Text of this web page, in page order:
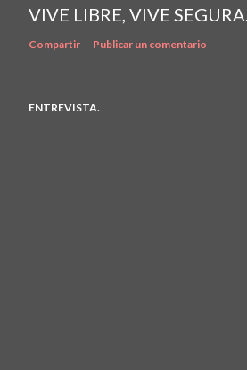
VIVE LIBRE, VIVE
Compartir Publicar un comentario
ENTREVISTA.